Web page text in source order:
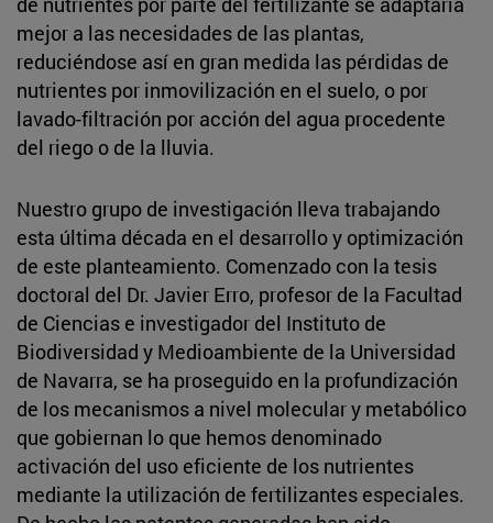
mejor a las necesidades de las plantas,
reduciéndose así en gran medida las pérdidas de
nutrientes por inmovilización en el suelo, o por
lavado-filtración por acción del agua procedente
del riego o de la lluvia.
Nuestro grupo de investigación lleva trabajando
esta última década en el desarrollo y optimización
de este planteamiento. Comenzado con la tesis
doctoral del Dr. Javier Erro, profesor de la Facultad
de Ciencias e investigador del Instituto de
Biodiversidad y Medioambiente de la Universidad
de Navarra, se ha proseguido en la profundización
de los mecanismos a nivel molecular y metabólico
que gobiernan lo que hemos denominado
activación del uso eficiente de los nutrientes
mediante la utilización de fertilizantes especiales.